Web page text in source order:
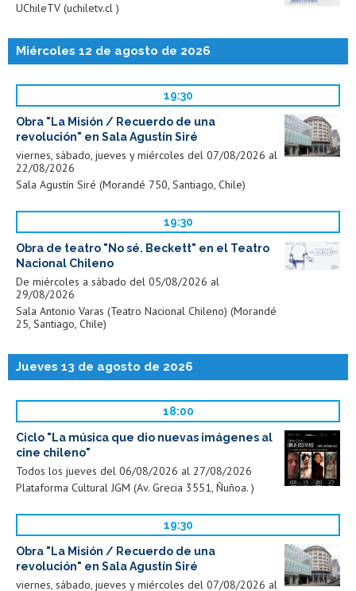
UChileTV (uchiletv.cl )
Miércoles 12 de agosto de 2026
19:30
Obra "La Misión / Recuerdo de una
revolución" en Sala Agustín Siré
viernes, sábado, jueves y miércoles del 07/08/2026 al
22/08/2026
Sala Agustín Siré (Morandé 750, Santiago, Chile)
19:30
Obra de teatro "No sé. Beckett" en el Teatro
Nacional Chileno
De miércoles a sábado del 05/08/2026 al
29/08/2026
Sala Antonio Varas (Teatro Nacional Chileno) (Morandé
25, Santiago, Chile)
Jueves 13 de agosto de 2026
18:00
Ciclo "La música que dio nuevas imágenes al
cine chileno"
Todos los jueves del 06/08/2026 al 27/08/2026
Plataforma Cultural JGM (Av. Grecia 3551, Ñuñoa. )
19:30
Obra "La Misión / Recuerdo de una
revolución" en Sala Agustín Siré
viernes, sábado, jueves y miércoles del 07/08/2026 al